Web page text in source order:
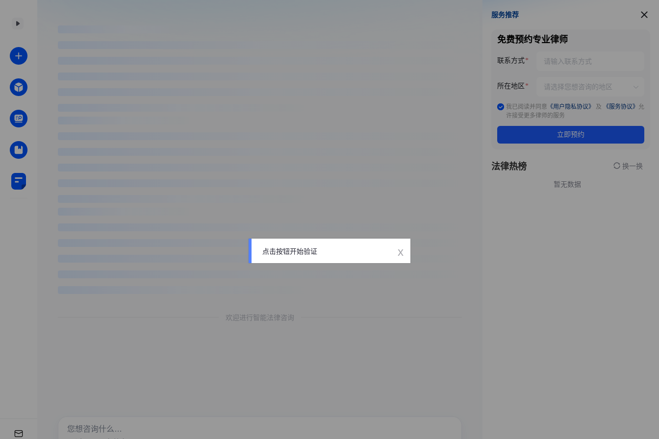
欢迎进行智能法律咨询
服务推荐
服务推荐
免费预约专业律师
联系方式
所在地区
我已阅读并同意 《用户隐私协议》 及 《服务协议》 允
许接受更多律师的服务
立即预约
法律热榜 换一换
暂无数据
点击按钮开始验证 x